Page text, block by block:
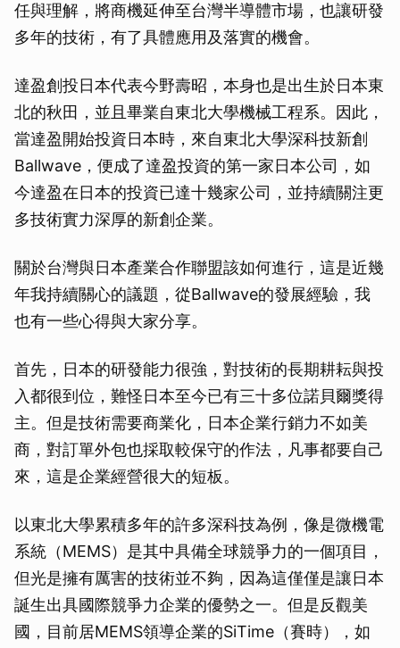
任與理解，將商機延伸至台灣半導體市場，也讓研發
多年的技術，有了具體應用及落實的機會。
達盈創投日本代表今野壽昭，本身也是出生於日本東
北的秋田，並且畢業自東北大學機械工程系。因此，
當達盈開始投資日本時，來自東北大學深科技新創
Ballwave，便成了達盈投資的第一家日本公司，如
今達盈在日本的投資已達十幾家公司，並持續關注更
多技術實力深厚的新創企業。
關於台灣與日本產業合作聯盟該如何進行，這是近幾
年我持續關心的議題，從Ballwave的發展經驗，我
也有一些心得與大家分享。
首先，日本的研發能力很強，對技術的長期耕耘與投
入都很到位，難怪日本至今已有三十多位諾貝爾獎得
主。但是技術需要商業化，日本企業行銷力不如美
商，對訂單外包也採取較保守的作法，凡事都要自己
來，這是企業經營很大的短板。
以東北大學累積多年的許多深科技為例，像是微機電
系統（MEMS）是其中具備全球競爭力的一個項目，
但光是擁有厲害的技術並不夠，因為這僅僅是讓日本
誕生出具國際競爭力企業的優勢之一。但是反觀美
國，目前居MEMS領導企業的SiTime（賽時），如